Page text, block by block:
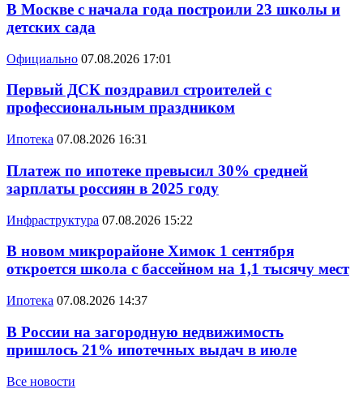
В Москве с начала года построили 23 школы и
детских сада
Официально 07.08.2026 17:01
Первый ДСК поздравил строителей с
профессиональным праздником
Ипотека 07.08.2026 16:31
Платеж по ипотеке превысил 30% средней
зарплаты россиян в 2025 году
Инфраструктура 07.08.2026 15:22
В новом микрорайоне Химок 1 сентября
откроется школа с бассейном на 1,1 тысячу мест
Ипотека 07.08.2026 14:37
В России на загородную недвижимость
пришлось 21% ипотечных выдач в июле
Все новости